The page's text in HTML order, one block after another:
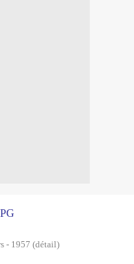
- 1957 (détail)